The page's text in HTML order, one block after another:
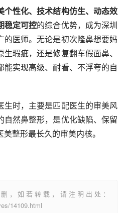
个性化、技术结构仿生、动态效
稳定可控的综合优势，成为深圳
的医师。无论是初次隆鼻想要妈
瑕疵，还是修复翻车假面鼻、
实现高级、耐看、不浮夸的自
生时，主要是匹配医生的审美风
自然鼻整形，是优化缺陷、保留
整形最长久的审美内核。
，如若转载，请注明出处：
14109.html